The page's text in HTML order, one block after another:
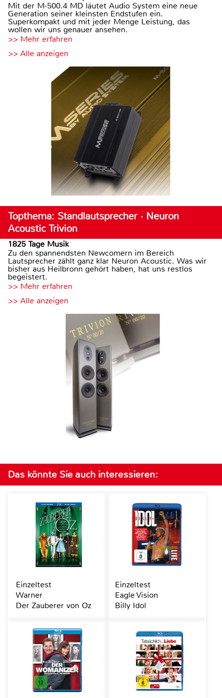
Mit der M-500.4 MD läutet Audio System eine neue
Generation seiner kleinsten Endstufen ein.
Superkompakt und mit jeder Menge Leistung, das
wollen wir uns genauer ansehen.
>> Mehr erfahren
>> Alle anzeigen
Topthema: Standlautsprecher · Neuron
Acoustic Trivion
1825 Tage Musik
Zu den spannendsten Newcomern im Bereich
Lautsprecher zählt ganz klar Neuron Acoustic. Was wir
bisher aus Heilbronn gehört haben, hat uns restlos
begeistert.
>> Mehr erfahren
>> Alle anzeigen
Das könnte Sie auch interessieren:
Einzeltest
Warner
Der Zauberer von Oz
Einzeltest
Eagle Vision
Billy Idol